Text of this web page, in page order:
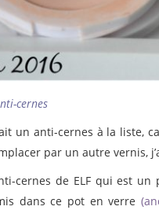
cernes
un anti-cernes à la liste,
par un autre vernis,
cernes de ELF qui est
dans ce pot en verre